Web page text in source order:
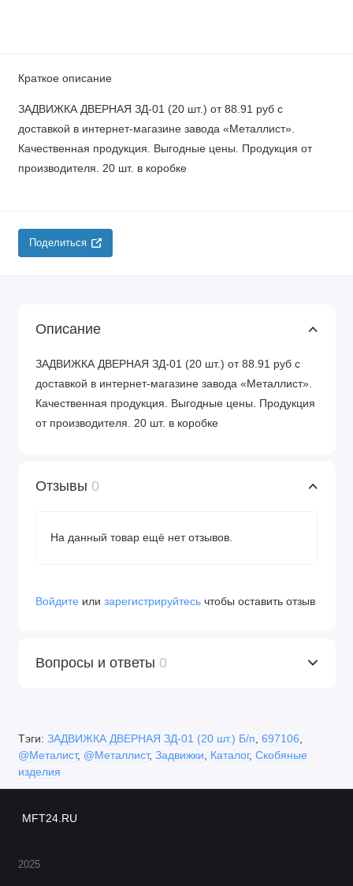
Краткое описание
ЗАДВИЖКА ДВЕРНАЯ ЗД-01 (20 шт.) от 88.91 руб с
доставкой в интернет-магазине завода «Металлист».
Качественная продукция. Выгодные цены. Продукция от
производителя. 20 шт. в коробке
Поделиться
Описание
ЗАДВИЖКА ДВЕРНАЯ ЗД-01 (20 шт.) от 88.91 руб с
доставкой в интернет-магазине завода «Металлист».
Качественная продукция. Выгодные цены. Продукция
от производителя. 20 шт. в коробке
Отзывы 0
На данный товар ещё нет отзывов.
Войдите или зарегистрируйтесь чтобы оставить отзыв
Вопросы и ответы 0
Тэги: ЗАДВИЖКА ДВЕРНАЯ ЗД-01 (20 шт.) Б/п 697106
@Металист, @Металлист, Задвижки Каталог, Скобяные
изделия
MFT24.RU
2025